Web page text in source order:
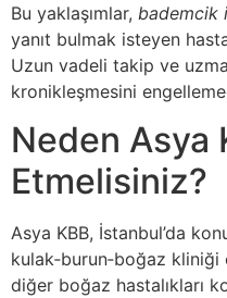
Bu yaklaşımlar, bademcik
yanıt bulmak isteyen
Uzun vadeli takip ve
kronikleşmesini
Neden Asya
Etmelisiniz?
Asya KBB, İstanbul’da
kulak‑burun‑boğaz
diğer boğaz hastalıkları